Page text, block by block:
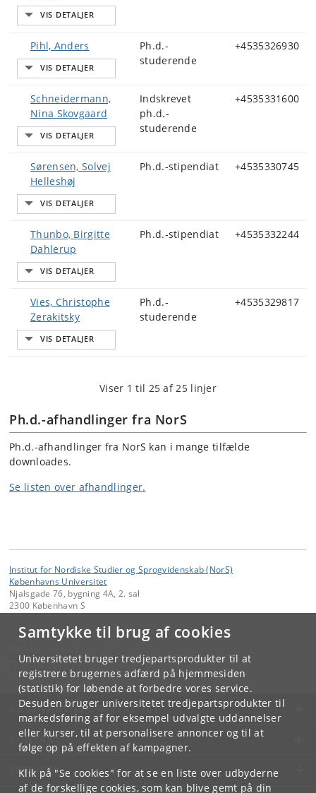
Samtykke til brug af cookies
Universitetet bruger tredjepartsprodukter til at
registrere brugernes adfærd på hjemmesiden
(statistik) for løbende at forbedre vores service.
Desuden bruger universitetet tredjepartsprodukter til
markedsføring af for eksempel udvalgte uddannelser
eller kurser, til at personalisere annoncer og til at
følge op på effekten af kampagner.
Klik på "Se cookies" for at se en liste over udbyderne
af de forskellige cookies, som kan blive gemt på din
Pihl, Anders
Ph.d.-
studerende
+4535326930
Schneidermann,
Nina Skovgaard
Indskrevet
ph.d.-
studerende
+4535331600
Sørensen, Solvej
Helleshøj
Ph.d.-stipendiat +4535330745
Thunbo, Birgitte
Dahlerup
Ph.d.-stipendiat +4535332244
Vies, Christophe
Zerakitsky
Ph.d.-
studerende
+4535329817
Viser 1 til 25 af 25 linjer
Ph.d.-afhandlinger fra NorS
Ph.d.-afhandlinger fra NorS kan i mange tilfælde
downloades.
Se listen over afhandlinger.
Institut for Nordiske Studier og Sprogvidenskab (NorS)
Københavns Universitet
Njalsgade 76, bygning 4A, 2. sal
2300 København S
Kontakt:
nors@hum.ku.dk
KØBENHAVNS UNIVERSITET
KONTAKT
SERVICES